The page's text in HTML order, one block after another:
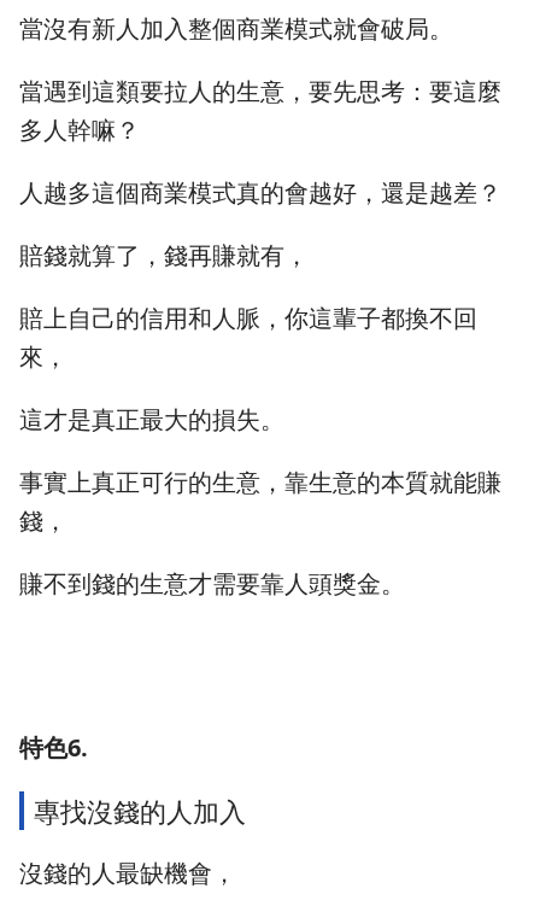
當沒有新人加入整個商業模式就會破局。
當遇到這類要拉人的生意，要先思考：要這麼
多人幹嘛？
人越多這個商業模式真的會越好，還是越差？
賠錢就算了，錢再賺就有，
賠上自己的信用和人脈，你這輩子都換不回
來，
這才是真正最大的損失。
事實上真正可行的生意，靠生意的本質就能賺
錢，
賺不到錢的生意才需要靠人頭獎金。
特色6.
專找沒錢的人加入
沒錢的人最缺機會，